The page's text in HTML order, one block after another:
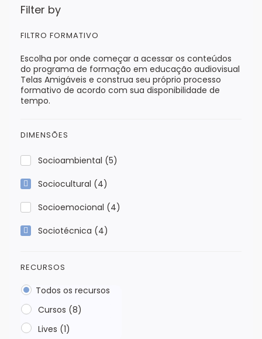
Filter by
FILTRO FORMATIVO
Escolha por onde começar a acessar os conteúdos
do programa de formação em educação audiovisual
Telas Amigáveis e construa seu próprio processo
formativo de acordo com sua disponibilidade de
tempo.
DIMENSÕES
Socioambiental (5)
Sociocultural (4)
Socioemocional (4)
Sociotécnica (4)
RECURSOS
Todos os recursos
Cursos (8)
Lives (1)